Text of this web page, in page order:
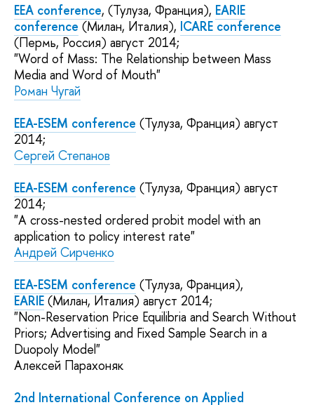
EEA conference, (Тулуза, Франция), EARIE
conference (Милан, Италия), ICARE conference
(Пермь, Россия) август 2014;
"Word of Mass: The Relationship between Mass
Media and Word of Mouth"
Роман Чугай
EEA-ESEM conference (Тулуза, Франция) август
2014;
Сергей Степанов
EEA-ESEM conference (Тулуза, Франция) август
2014;
"A cross-nested ordered probit model with an
application to policy interest rate"
Андрей Сирченко
EEA-ESEM conference (Тулуза, Франция),
EARIE (Милан, Италия) август 2014;
"Non-Reservation Price Equilibria and Search Without
Priors; Advertising and Fixed Sample Search in a
Duopoly Model"
Алексей Парахоняк
2nd International Conference on Applied